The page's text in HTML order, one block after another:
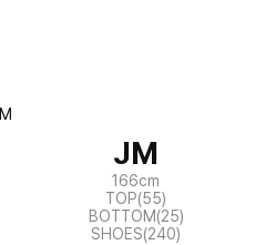
JM
166cm
TOP(55)
BOTTOM(25)
SHOES(240)